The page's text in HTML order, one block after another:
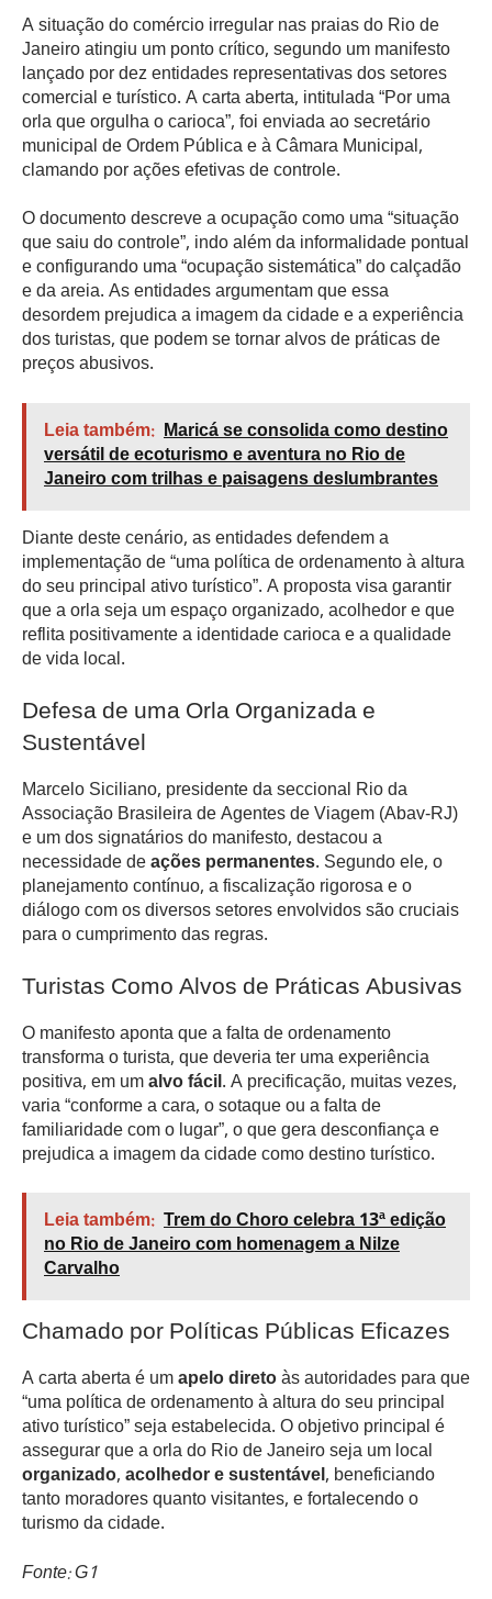
A situação do comércio irregular nas praias do Rio de
Janeiro atingiu um ponto crítico, segundo um manifesto
lançado por dez entidades representativas dos setores
comercial e turístico. A carta aberta, intitulada “Por uma
orla que orgulha o carioca”, foi enviada ao secretário
municipal de Ordem Pública e à Câmara Municipal,
clamando por ações efetivas de controle.
O documento descreve a ocupação como uma “situação
que saiu do controle”, indo além da informalidade pontual
e configurando uma “ocupação sistemática” do calçadão
e da areia. As entidades argumentam que essa
desordem prejudica a imagem da cidade e a experiência
dos turistas, que podem se tornar alvos de práticas de
preços abusivos.
Leia também: Maricá se consolida como destino
versátil de ecoturismo e aventura no Rio de
Janeiro com trilhas e paisagens deslumbrantes
Diante deste cenário, as entidades defendem a
implementação de “uma política de ordenamento à altura
do seu principal ativo turístico”. A proposta visa garantir
que a orla seja um espaço organizado, acolhedor e que
reflita positivamente a identidade carioca e a qualidade
de vida local.
Defesa de uma Orla Organizada e
Sustentável
Marcelo Siciliano, presidente da seccional Rio da
Associação Brasileira de Agentes de Viagem (Abav-RJ)
e um dos signatários do manifesto, destacou a
necessidade deações permanentes. Segundo ele, o
planejamento contínuo, a fiscalização rigorosa e o
diálogo com os diversos setores envolvidos são cruciais
para o cumprimento das regras.
Turistas Como Alvos de Práticas Abusivas
O manifesto aponta que a falta de ordenamento
transforma o turista, que deveria ter uma experiência
positiva, em umalvo fácil. A precificação, muitas vezes,
varia “conforme a cara, o sotaque ou a falta de
familiaridade com o lugar”, o que gera desconfiança e
prejudica a imagem da cidade como destino turístico.
Leia também: Trem do Choro celebra 13ª edição
no Rio de Janeiro com homenagem a Nilze
Carvalho
Chamado por Políticas Públicas Eficazes
A carta aberta é umapelo diretoàs autoridades para que
“uma política de ordenamento à altura do seu principal
ativo turístico” seja estabelecida. O objetivo principal é
assegurar que a orla do Rio de Janeiro seja um local
organizado, acolhedor e sustentável, beneficiando
tanto moradores quanto visitantes, e fortalecendo o
turismo da cidade.
Fonte: G1